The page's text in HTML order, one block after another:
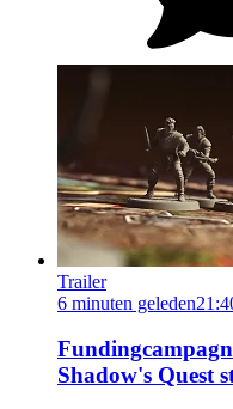
Trailer
6 minuten geleden
Shadow's Quest